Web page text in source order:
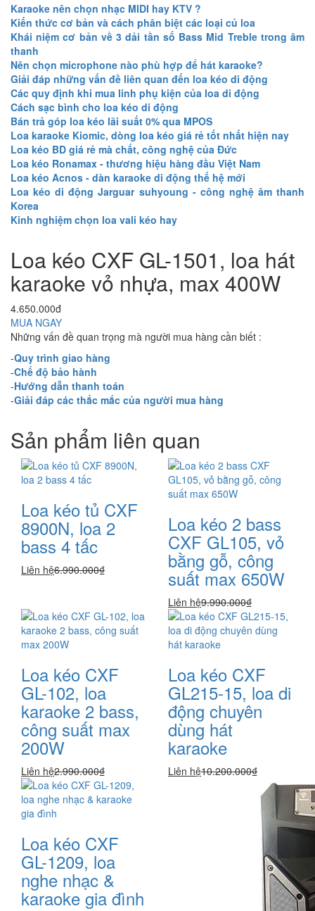
Karaoke nên chọn nhạc MIDI hay KTV ?
Kiến thức cơ bản và cách phân biệt các loại củ loa
Khái niệm cơ bản về 3 dải tần số Bass Mid Treble trong âm
thanh
Nên chọn microphone nào phù hợp để hát karaoke?
Giải đáp những vấn đề liên quan đến loa kéo di động
Các quy định khi mua linh phụ kiện của loa di động
Cách sạc bình cho loa kéo di động
Bán trả góp loa kéo lãi suất 0% qua MPOS
Loa karaoke Kiomic, dòng loa kéo giá rẻ tốt nhất hiện nay
Loa kéo BD giá rẻ mà chất, công nghệ của Đức
Loa kéo Ronamax - thương hiệu hàng đầu Việt Nam
Loa kéo Acnos - dàn karaoke di động thế hệ mới
Loa kéo di động Jarguar suhyoung - công nghệ âm thanh
Korea
Kinh nghiệm chọn loa vali kéo hay
Loa kéo CXF GL-1501, loa hát
karaoke vỏ nhựa, max 400W
4.650.000đ
MUA NGAY
Những vấn đề quan trọng mà người mua hàng cần biết :
-Quy trình giao hàng
-Chế độ bảo hành
-Hướng dẫn thanh toán
-Giải đáp các thắc mắc của người mua hàng
Sản phẩm liên quan
Loa kéo tủ CXF
8900N, loa 2
bass 4 tấc
Liên hệ6.990.000₫
Loa kéo 2 bass
CXF GL105, vỏ
bằng gỗ, công
suất max 650W
Liên hệ9.990.000₫
Loa kéo CXF
GL-102, loa
karaoke 2 bass,
công suất max
200W
Liên hệ2.990.000₫
Loa kéo CXF
GL215-15, loa di
động chuyên
dùng hát
karaoke
Liên hệ10.200.000₫
Loa kéo CXF
GL-1209, loa
nghe nhạc &
karaoke gia đình